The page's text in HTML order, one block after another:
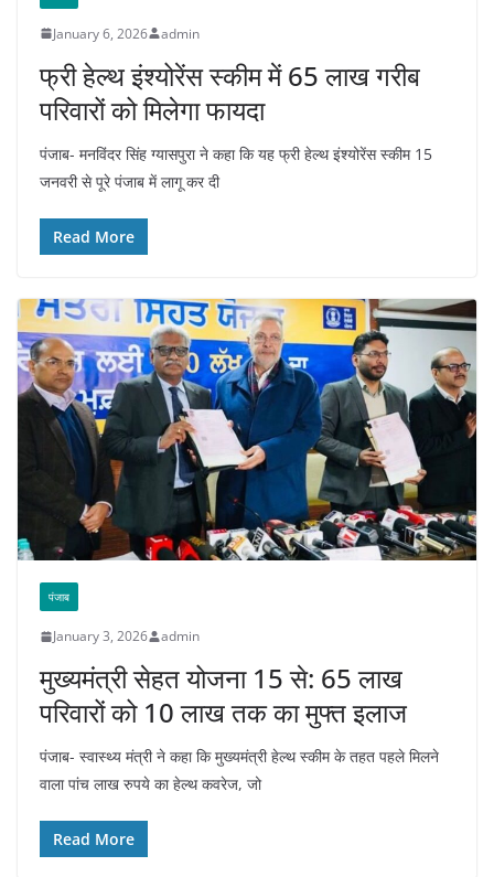
January 6, 2026 admin
फ्री हेल्थ इंश्योरेंस स्कीम में 65 लाख गरीब
परिवारों को मिलेगा फायदा
पंजाब- मनविंदर सिंह ग्यासपुरा ने कहा कि यह फ्री हेल्थ इंश्योरेंस स्कीम 15
जनवरी से पूरे पंजाब में लागू कर दी
Read More
पंजाब
January 3, 2026 admin
मुख्यमंत्री सेहत योजना 15 से: 65 लाख
परिवारों को 10 लाख तक का मुफ्त इलाज
पंजाब- स्वास्थ्य मंत्री ने कहा कि मुख्यमंत्री हेल्थ स्कीम के तहत पहले मिलने
वाला पांच लाख रुपये का हेल्थ कवरेज, जो
Read More